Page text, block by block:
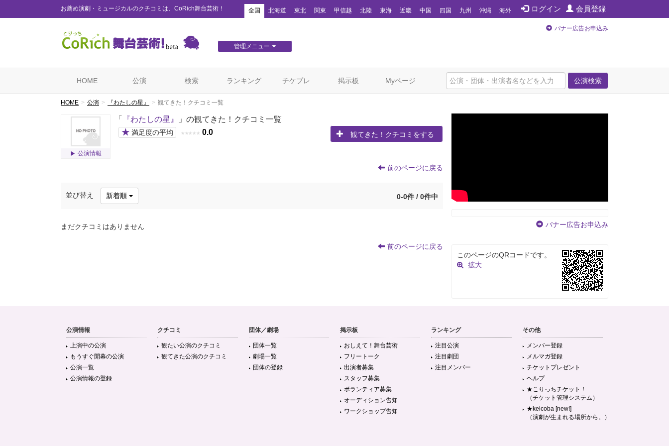
お薦め演劇・ミュージカルのクチコミは、CoRich舞台芸術！ ログイン 会員登録
全国 北海道 東北 関東 甲信越 北陸 東海 近畿 中国 四国 九州 沖縄 海外
管理メニュー
バナー広告お申込み
公演検索
HOME 公演 検索 ランキング チケプレ 掲示板 Myページ
HOME 公演 『わたしの星』 観てきた！クチコミ一覧
公演情報
「 『わたしの星』
」の観てきた！クチコミ一覧
★ 満足度の平均 ★ ★ ★ ★ ★ 0.0 観てきた！クチコミをする
前のページに戻る
並び替え 新着順 0-0件 / 0件中
まだクチコミはありません
前のページに戻る
バナー広告お申込み
このページのQRコードです。
拡大
公演情報
上演中の公演
もうすぐ開幕の公演
公演一覧
公演情報の登録
クチコミ
観たい公演のクチコミ
観てきた公演のクチコミ
団体／劇場
団体一覧
劇場一覧
団体の登録
掲示板
おしえて！舞台芸術
フリートーク
出演者募集
スタッフ募集
ボランティア募集
オーディション告知
ワークショップ告知
ランキング
注目公演
注目劇団
注目メンバー
その他
メンバー登録
メルマガ登録
チケットプレゼント
ヘルプ
★こりっちチケット！
（チケット管理システム）
★keicoba [new!]
（演劇が生まれる場所から。）